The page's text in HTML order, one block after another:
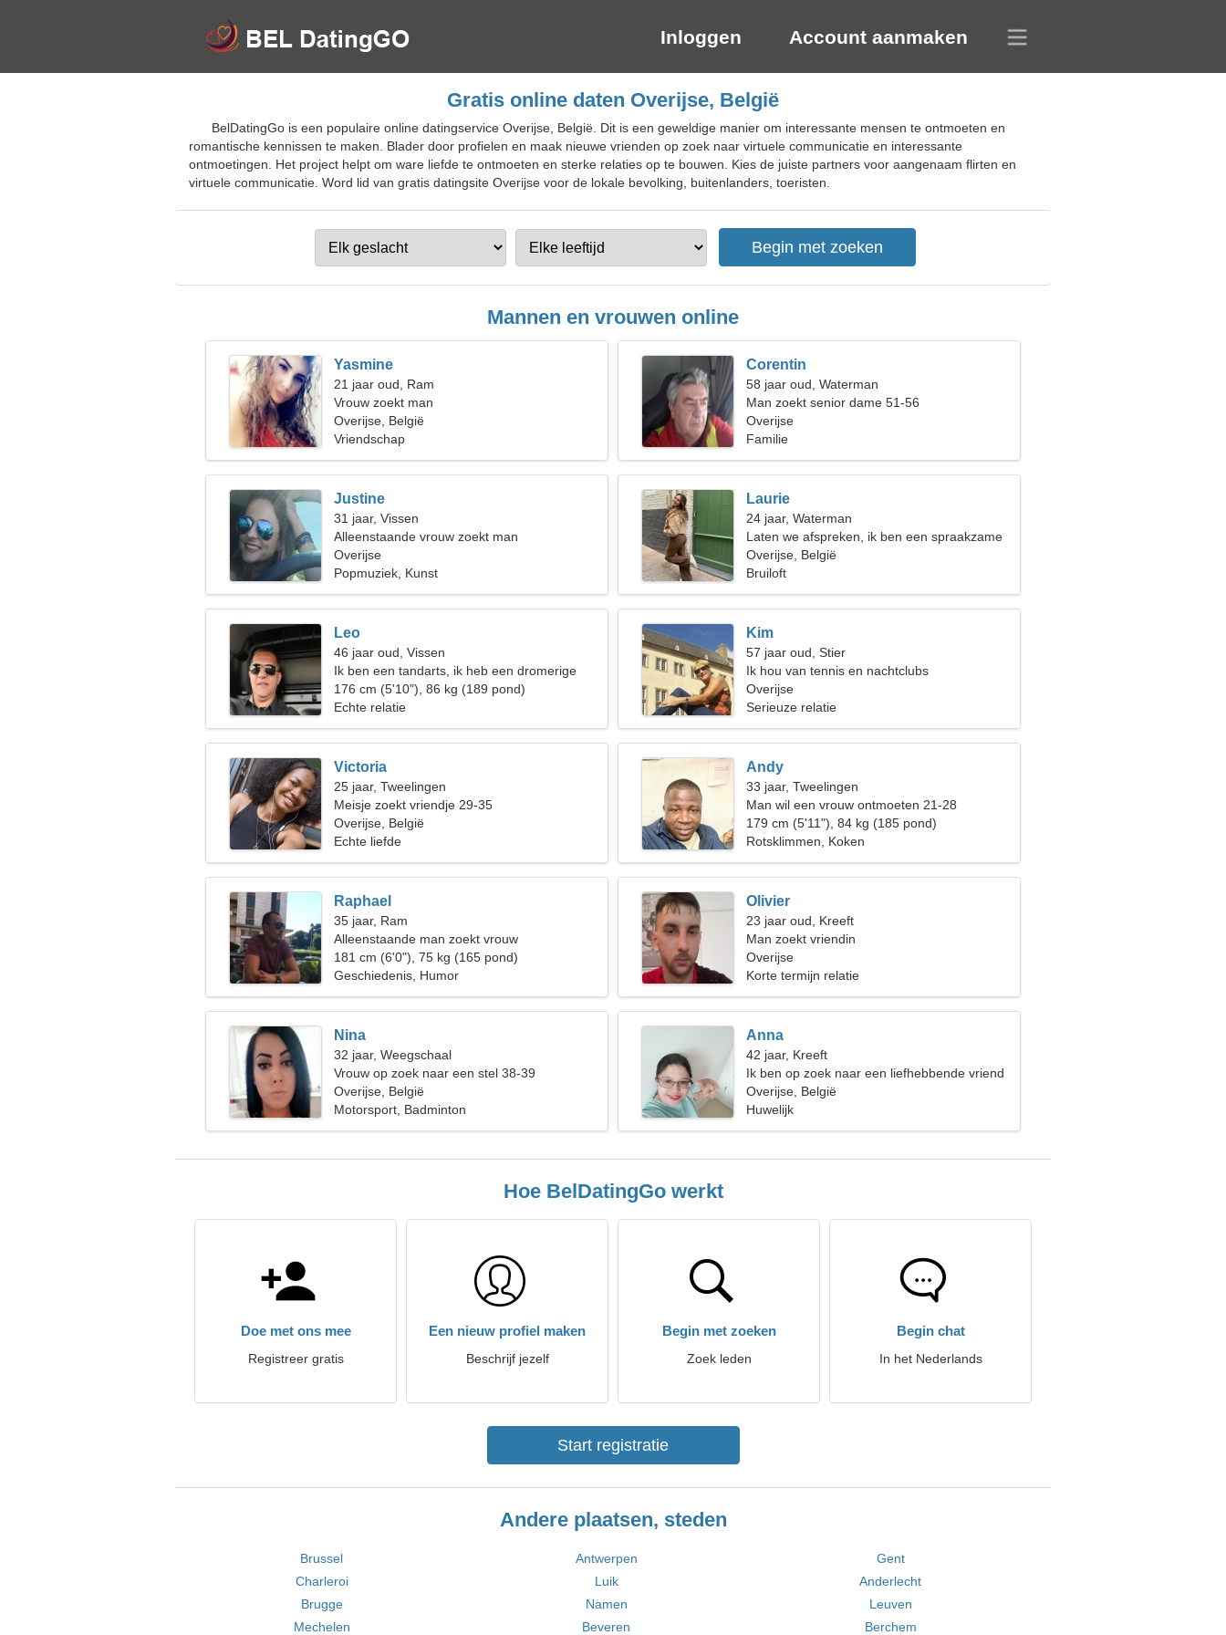
Inloggen Account aanmaken
Gratis online daten Overijse, België
BelDatingGo is een populaire online datingservice Overijse, België. Dit is een geweldige manier om interessante mensen te ontmoeten en
romantische kennissen te maken. Blader door profielen en maak nieuwe vrienden op zoek naar virtuele communicatie en interessante
ontmoetingen. Het project helpt om ware liefde te ontmoeten en sterke relaties op te bouwen. Kies de juiste partners voor aangenaam flirten en
virtuele communicatie. Word lid van gratis datingsite Overijse voor de lokale bevolking, buitenlanders, toeristen.
Mannen en vrouwen online
Yasmine
21 jaar oud, Ram
Vrouw zoekt man
Overijse, België
Vriendschap
Corentin
58 jaar oud, Waterman
Man zoekt senior dame 51-56
Overijse
Familie
Justine
31 jaar, Vissen
Alleenstaande vrouw zoekt man
Overijse
Popmuziek, Kunst
Laurie
24 jaar, Waterman
Laten we afspreken, ik ben een spraakzame
vrouw
Overijse, België
Bruiloft
Leo
46 jaar oud, Vissen
Ik ben een tandarts, ik heb een dromerige
vrouw nodig
176 cm (5'10"), 86 kg (189 pond)
Echte relatie
Kim
57 jaar oud, Stier
Ik hou van tennis en nachtclubs
Overijse
Serieuze relatie
Victoria
25 jaar, Tweelingen
Meisje zoekt vriendje 29-35
Overijse, België
Echte liefde
Andy
33 jaar, Tweelingen
Man wil een vrouw ontmoeten 21-28
179 cm (5'11"), 84 kg (185 pond)
Rotsklimmen, Koken
Raphael
35 jaar, Ram
Alleenstaande man zoekt vrouw
181 cm (6'0"), 75 kg (165 pond)
Geschiedenis, Humor
Olivier
23 jaar oud, Kreeft
Man zoekt vriendin
Overijse
Korte termijn relatie
Nina
32 jaar, Weegschaal
Vrouw op zoek naar een stel 38-39
Overijse, België
Motorsport, Badminton
Anna
42 jaar, Kreeft
Ik ben op zoek naar een liefhebbende vriend
om samen te skiën
Overijse, België
Huwelijk
Hoe BelDatingGo werkt
Doe met ons mee
Registreer gratis
Een nieuw profiel maken
Beschrijf jezelf
Begin met zoeken
Zoek leden
Begin chat
In het Nederlands
Start registratie
Andere plaatsen, steden
Brussel Antwerpen
Gent
Charleroi
Luik
Anderlecht
Brugge
Namen
Leuven
Mechelen
Beveren Berchem